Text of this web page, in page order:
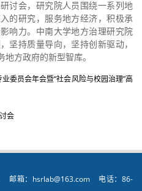
讨会，研究院人员围绕一系列地
的研究，服务地方经济，积极承
响力。中南大学地方治理研究院
坚持质量导向，坚持创新驱动，
方政府的新型智库。
委员会年会暨“社会风险与校园治理”高
会
邮箱：hsrlab@163.com 电话：86-